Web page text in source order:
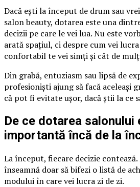
Dacă ești la început de drum sau
salon beauty, dotarea este una
decizii pe care le vei lua. Nu este
arată spațiul, ci despre cum vei
confortabil te vei simți și cât de
Din grabă, entuziasm sau lipsă de
profesioniști ajung să facă aceleași
că pot fi evitate ușor, dacă știi la ce
De ce dotarea salonului
importantă încă de la
La început, fiecare decizie
înseamnă doar să bifezi o listă de
modului în care vei lucra zi de zi.